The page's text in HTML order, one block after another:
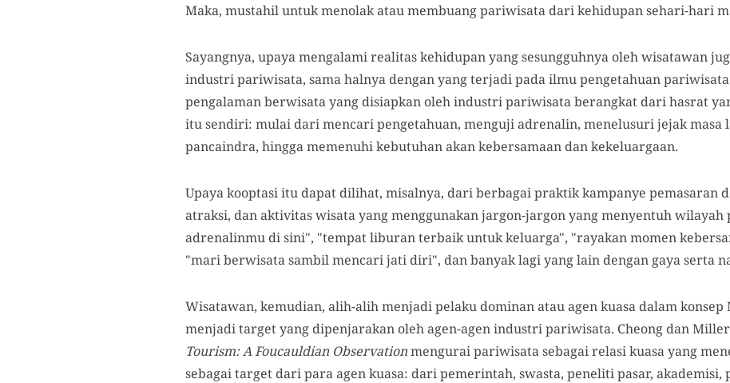
Maka, mustahil untuk menolak atau membuang pariwisata dari kehidupan sehari-hari
Sayangnya, upaya mengalami realitas kehidupan yang sesungguhnya oleh wisatawan
industri pariwisata, sama halnya dengan yang terjadi pada ilmu pengetahuan
pengalaman berwisata yang disiapkan oleh industri pariwisata berangkat dari hasrat
itu sendiri: mulai dari mencari pengetahuan, menguji adrenalin, menelusuri jejak masa
pancaindra, hingga memenuhi kebutuhan akan kebersamaan dan kekeluargaan.
Upaya kooptasi itu dapat dilihat, misalnya, dari berbagai praktik kampanye pemasaran
atraksi, dan aktivitas wisata yang menggunakan jargon-jargon yang menyentuh
adrenalinmu di sini", "tempat liburan terbaik untuk keluarga", "rayakan momen
"mari berwisata sambil mencari jati diri", dan banyak lagi yang lain dengan gaya serta
Wisatawan, kemudian, alih-alih menjadi pelaku dominan atau agen kuasa dalam
menjadi target yang dipenjarakan oleh agen-agen industri pariwisata. Cheong dan
Tourism: A Foucauldian Observationmengurai pariwisata sebagai relasi kuasa yang
sebagai target dari para agen kuasa: dari pemerintah, swasta, peneliti pasar,